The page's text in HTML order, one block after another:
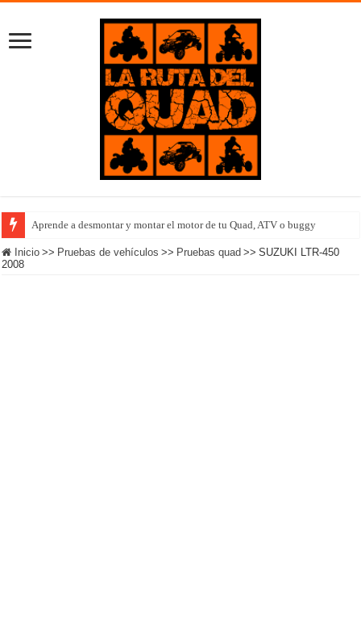
Aprende a desmontar y montar el motor de tu Quad, ATV o buggy
Equipo femenino Polaris completa el Outlanding 2022 en Islandia
Inicio >> Pruebas de vehículos >> Pruebas quad >> SUZUKI LTR-450
2008